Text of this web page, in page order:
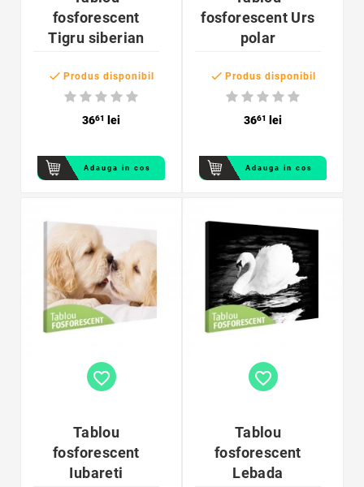
fosforescent
Tigru siberian
 Produs disponibil
3661 lei
Adauga in cos
fosforescent Urs
polar
 Produs disponibil
3661 lei
Adauga in cos
favorite_border
Tablou
fosforescent
Iubareti
favorite_border
Tablou
fosforescent
Lebada